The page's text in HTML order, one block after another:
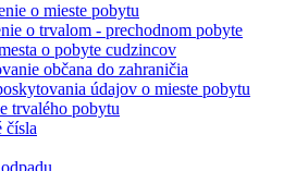
o mieste pobytu
o trvalom - prechodnom pobyte
o pobyte cudzincov
občana do zahraničia
údajov o mieste pobytu
trvalého pobytu
čísla